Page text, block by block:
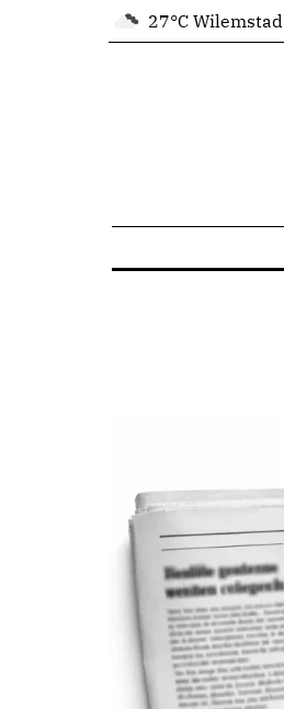
27°C Wilemstad